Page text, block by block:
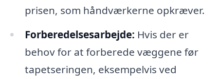
prisen, som håndværkerne opkræver.
Forberedelsesarbejde: Hvis der er
behov for at forberede væggene før
tapetseringen, eksempelvis ved